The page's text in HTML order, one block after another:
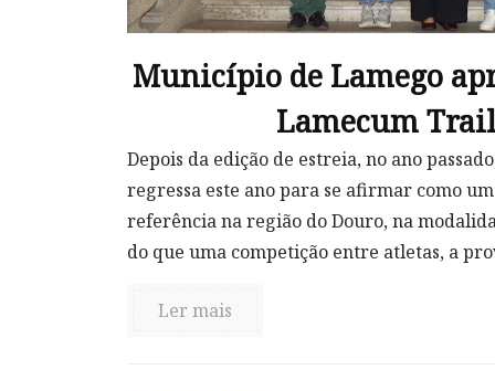
Município de Lamego
Lamecum
Depois da edição de estreia, no ano
regressa este ano para se afirmar como
referência na região do Douro, na
do que uma competição entre atletas, a
Ler mais